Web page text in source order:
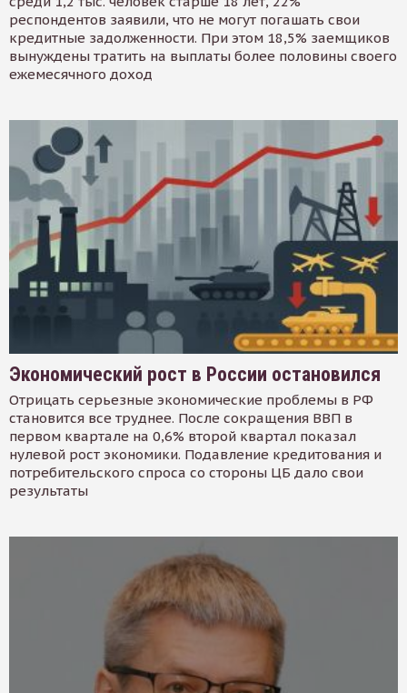
респондентов заявили, что не могут погашать свои
кредитные задолженности. При этом 18,5% заемщиков
вынуждены тратить на выплаты более половины своего
ежемесячного доход
Экономический рост в России остановился
Отрицать серьезные экономические проблемы в РФ
становится все труднее. После сокращения ВВП в
первом квартале на 0,6% второй квартал показал
нулевой рост экономики. Подавление кредитования и
потребительского спроса со стороны ЦБ дало свои
результаты